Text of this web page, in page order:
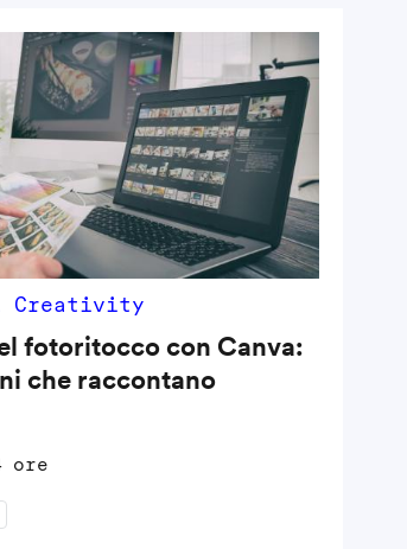
Creativity
fotoritocco con Canva:
che raccontano
ore